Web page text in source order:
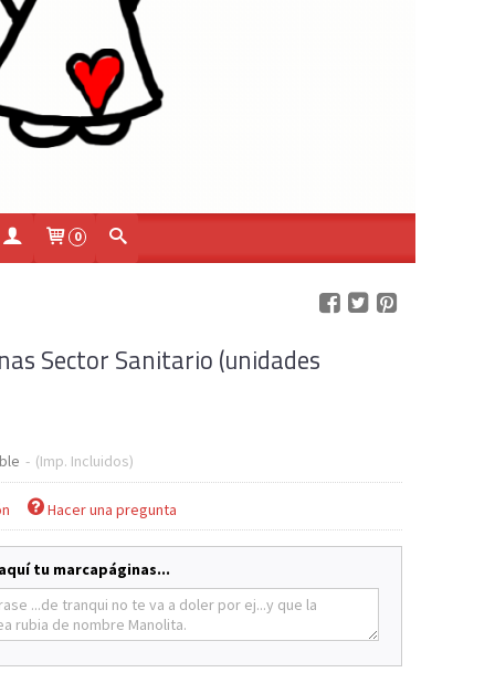
0
Sector Sanitario (unidades
- (Imp. Incluidos)
Hacer una pregunta
tu marcapáginas...